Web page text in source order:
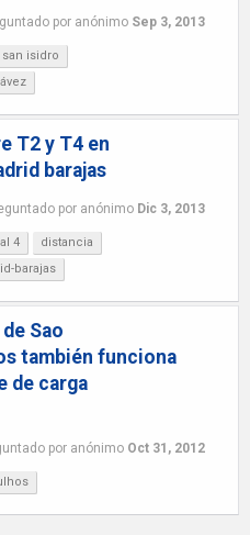
por anónimo Sep 3, 2013
san isidro
T2 y T4 en
barajas
por anónimo Dic 3, 2013
4
distancia
barajas
Sao
también funciona
de carga
por anónimo Oct 31, 2012